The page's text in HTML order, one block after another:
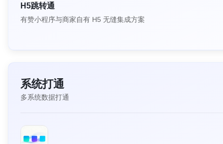
H5跳转通
有赞小程序与商家自有 H5 无缝集成方案
系统打通
多系统数据打通